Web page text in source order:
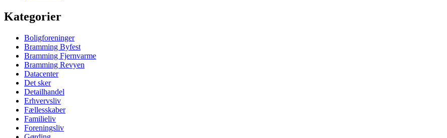
Kategorier
Boligforeninger
Bramming Byfest
Bramming Fjernvarme
Bramming Revyen
Datacenter
Det sker
Detailhandel
Erhvervsliv
Fællesskaber
Familieliv
Foreningsliv